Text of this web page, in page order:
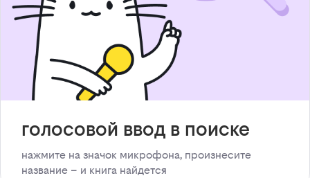
голосовой ввод в поиске
нажмите на значок микрофона, произнесите
название – и книга найдется